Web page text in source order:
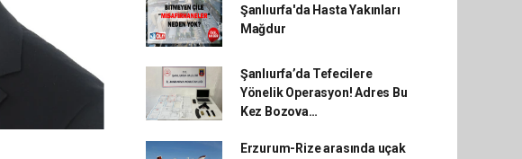
Şanlıurfa'da Hasta Yakınları
Mağdur
Şanlıurfa’da Tefecilere
Yönelik Operasyon! Adres Bu
Kez Bozova…
Erzurum-Rize arasında uçak